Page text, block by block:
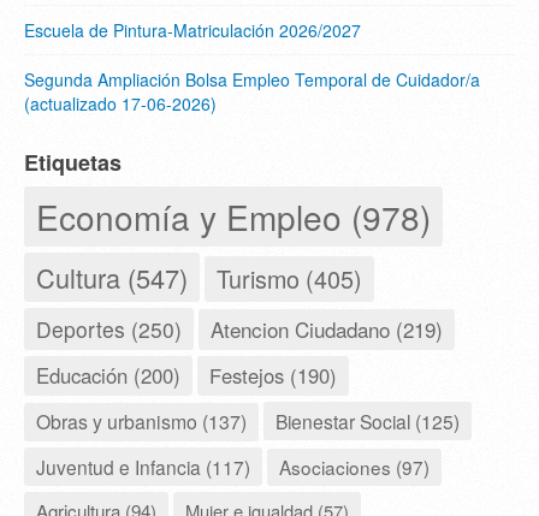
Escuela de Pintura-Matriculación 2026/2027
Segunda Ampliación Bolsa Empleo Temporal de Cuidador/a
(actualizado 17-06-2026)
Etiquetas
Economía y Empleo (978)
Cultura (547) Turismo (405)
Deportes (250) Atencion Ciudadano (219)
Educación (200) Festejos (190)
Obras y urbanismo (137)
Bienestar Social (125)
Juventud e Infancia (117)
Asociaciones (97)
Agricultura (94)
Mujer e igualdad (57)